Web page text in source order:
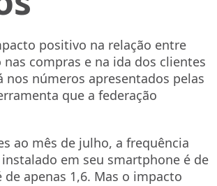
positivo na relação entre
compras e na ida dos clientes
números apresentados pelas
que a federação
ao mês de julho, a frequência
em seu smartphone é de
apenas 1,6. Mas o impacto